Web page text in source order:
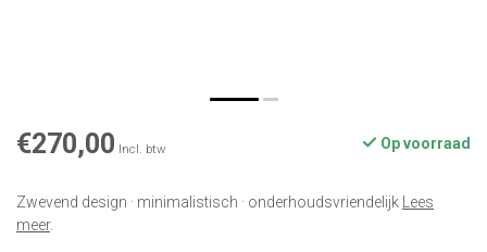
€270,00 Incl. btw Op voorraad
Zwevend design · minimalistisch · onderhoudsvriendelijk
Lees
meer.